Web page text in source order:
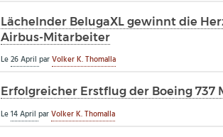
Lächelnder BelugaXL gewinnt die
Airbus-Mitarbeiter
Le26 AprilparVolker K. Thomalla
Erfolgreicher Erstflug der Boeing 737
Le14 AprilparVolker K. Thomalla